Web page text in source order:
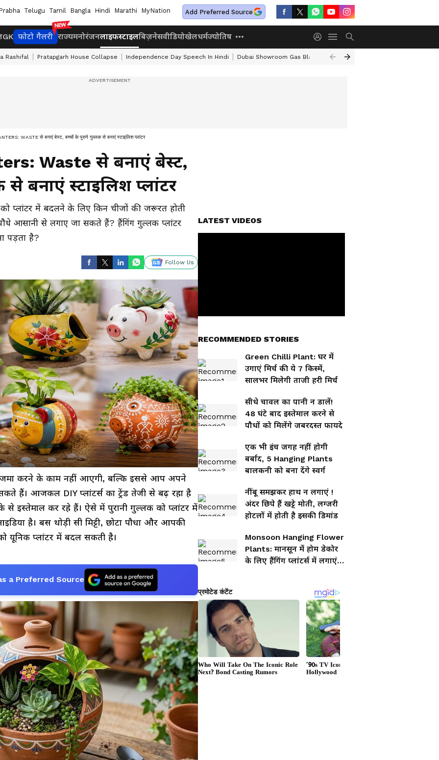
Telugu Tamil Bangla Hindi Marathi MyNation Add Preferred Source
GK फोटो गैलरी राज्यमनोरंजनलाइफस्टाइलबिज़नेसवीडियोखेलधर्मज्योतिष
Rashifal Pratapgarh House Collapse Independence Day Speech In Hindi Dubai Showroom Gas Blast Old Age Home
WASTE से बनाएं बेस्ट, बच्चों के पुराने गुल्लक से बनाएं स्टाइलिश प्लांटर
Waste से बनाएं बेस्ट,
बनाएं स्टाइलिश प्लांटर
प्लांटर में बदलने के लिए किन चीजों की जरूरत होती
आसानी से लगाए जा सकते हैं? हैंगिंग गुल्लक प्लांटर
पड़ता है?
Follow Us
जमा करने के काम नहीं आएगी, बल्कि इससे आप अपने
हैं। आजकल DIY प्लांटर्स का ट्रेंड तेजी से बढ़ रहा है
से इस्तेमाल कर रहे हैं। ऐसे में पुरानी गुल्लक को प्लांटर में
है। बस थोड़ी सी मिट्टी, छोटा पौधा और आपकी
यूनिक प्लांटर में बदल सकती है।
a Preferred Source
LATEST VIDEOS
RECOMMENDED STORIES
Green Chilli Plant: घर में
उगाएं मिर्च की ये 7 किस्में,
सालभर मिलेगी ताजी हरी मिर्च
सीधे चावल का पानी न डालें!
48 घंटे बाद इस्तेमाल करने से
पौधों को मिलेंगे जबरदस्त फायदे
एक भी इंच जगह नहीं होगी
बर्बाद, 5 Hanging Plants
बालकनी को बना देंगे स्वर्ग
नींबू समझकर हाथ न लगाएं !
अंदर छिपे हैं खट्टे मोती, लग्जरी
होटलों में होती है इसकी डिमांड
Monsoon Hanging Flower
Plants: मानसून में होम डेकोर
के लिए हैंगिंग प्लांटर्स में लगाएं